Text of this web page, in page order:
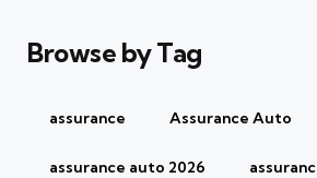
Browse by Tag
assurance Assurance Auto
assurance auto 2026